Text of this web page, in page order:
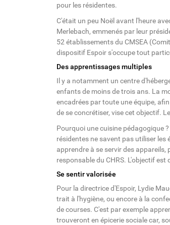
pour les résidentes.
C'était un peu Noël avant l'heure
Merlebach, emmenés par leur
52 établissements du CMSEA
dispositif Espoir s'occupe tout
Des apprentissages multiples
Il y a notamment un centre
enfants de moins de trois ans. La
encadrées par toute une équipe,
de se concrétiser, vise cet objectif.
Pourquoi une cuisine pédagogique
résidentes ne savent pas utiliser les
apprendre à se servir des
responsable du CHRS. L'objectif
Se sentir valorisée
Pour la directrice d'Espoir, Lydie
trait à l'hygiène, ou encore à la
de courses. C'est par exemple
trouveront en épicerie sociale car,